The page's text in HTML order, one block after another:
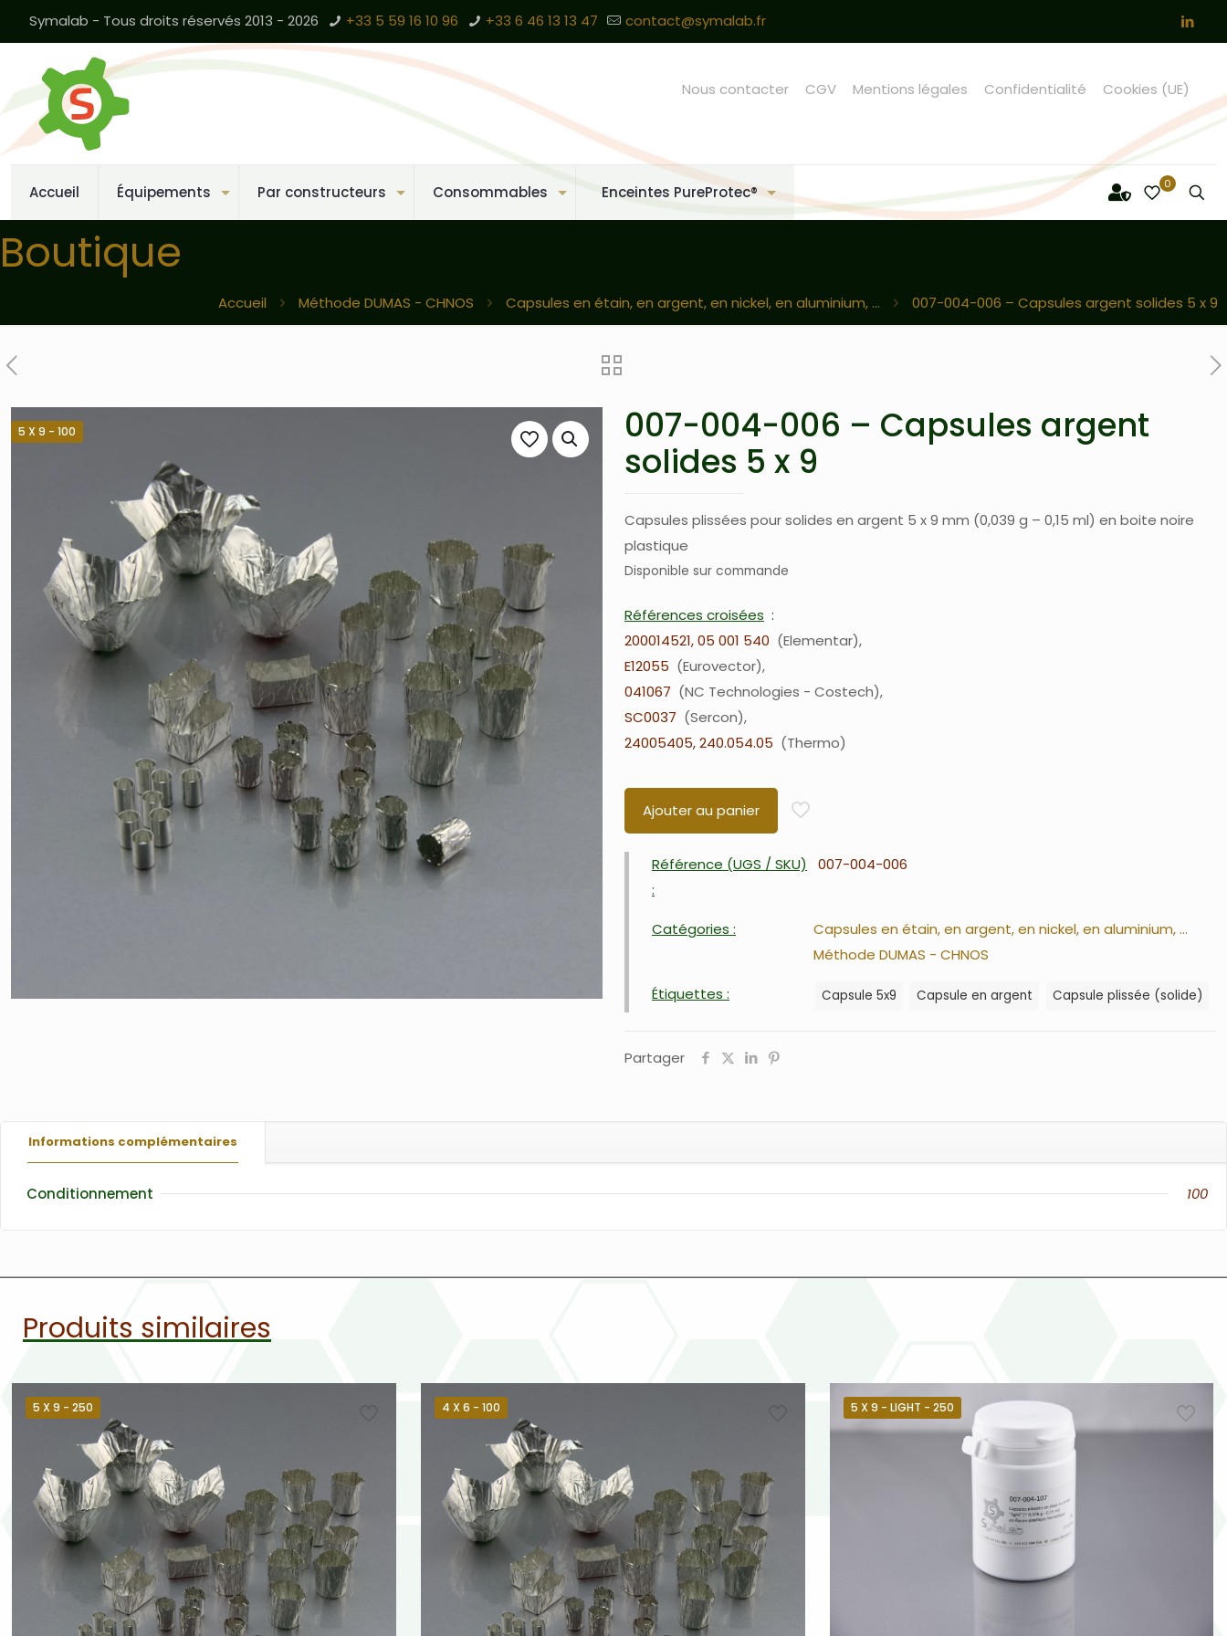
Symalab - Tous droits réservés 2013 - 2026 +33 5 59 16 10 96 +33 6 46 13 13 47 contact@symalab.fr
Accueil Équipements Par constructeurs Consommables Enceintes PureProtec®
Nous contacter CGV Mentions légales Confidentialité Cookies (UE)
0
Boutique
Accueil Méthode DUMAS - CHNOS Capsules en étain, en argent, en nickel, en aluminium, ... 007-004-006 – Capsules argent solides 5 x 9
5 X 9 - 100
007-004-006 – Capsules argent
solides 5 x 9
Capsules plissées pour solides en argent 5 x 9 mm (0,039 g – 0,15 ml) en boite noire
plastique
Disponible sur commande
Références croisées
200014521, 05 001 540
Elementar
E12055
Eurovector
041067
NC Technologies - Costech
SC0037
Sercon
24005405, 240.054.05
Thermo
Ajouter au panier
Référence (UGS / SKU)
:
007-004-006
Catégories :
Capsules en étain, en argent, en nickel, en aluminium, ...
Méthode DUMAS - CHNOS
Étiquettes : Capsule 5x9 Capsule en argent Capsule plissée (solide)
Partager
Informations complémentaires
Conditionnement 100
Produits similaires
5 X 9 - 250 4 X 6 - 100 5 X 9 - LIGHT - 250